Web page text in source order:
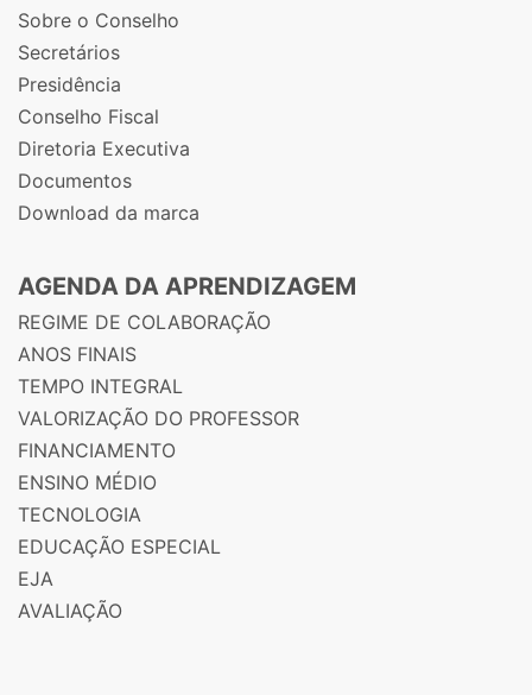
Sobre o Conselho
Secretários
Presidência
Conselho Fiscal
Diretoria Executiva
Documentos
Download da marca
AGENDA DA APRENDIZAGEM
REGIME DE COLABORAÇÃO
ANOS FINAIS
TEMPO INTEGRAL
VALORIZAÇÃO DO PROFESSOR
FINANCIAMENTO
ENSINO MÉDIO
TECNOLOGIA
EDUCAÇÃO ESPECIAL
EJA
AVALIAÇÃO